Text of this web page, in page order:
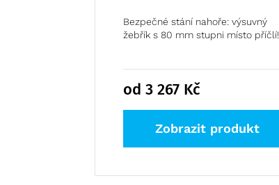
Bezpečné stání nahoře: výsuvný
žebřík s 80 mm stupni místo příčlí!
od 3 267 Kč
Zobrazit produkt